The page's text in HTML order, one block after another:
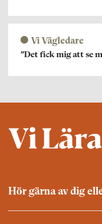
Vi Vägledare
”Det fick mig att se
Hör gärna av dig